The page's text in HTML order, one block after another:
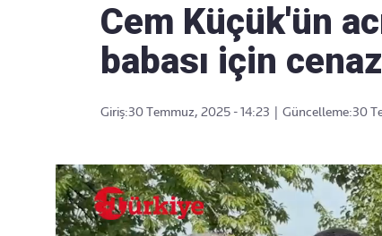
Cem Küçük'ün
babası için
Giriş:30 Temmuz, 2025 - 14:23 Güncelleme:30